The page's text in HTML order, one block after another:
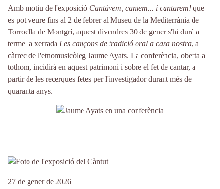
Amb motiu de l'exposició Cantàvem, cantem... i cantarem! que
es pot veure fins al 2 de febrer al Museu de la Mediterrània de
Torroella de Montgrí, aquest divendres 30 de gener s'hi durà a
terme la xerrada Les cançons de tradició oral a casa nostra, a
càrrec de l'etnomusicòleg Jaume Ayats. La conferència, oberta a
tothom, incidirà en aquest patrimoni i sobre el fet de cantar, a
partir de les recerques fetes per l'investigador durant més de
quaranta anys.
27 de gener de 2026